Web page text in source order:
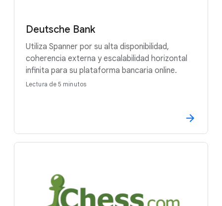
Deutsche Bank
Utiliza Spanner por su alta disponibilidad,
coherencia externa y escalabilidad horizontal
infinita para su plataforma bancaria online.
Lectura de 5 minutos